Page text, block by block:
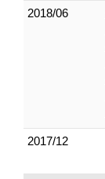
2018/06
2017/12